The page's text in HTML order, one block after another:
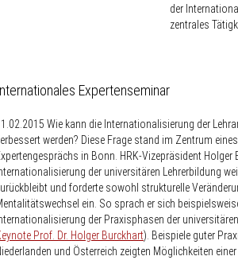
der
zentrales
Expertenseminar
Wie kann die Internationalisierung der
werden? Diese Frage stand im Zentrum
in Bonn. HRK-Vizepräsident
der universitären Lehrerbildung
und forderte sowohl strukturelle
ein. So sprach er sich
der Praxisphasen der
Prof. Dr. Holger Burckhart). Beispiele guter
und Österreich zeigten Möglichkeiten